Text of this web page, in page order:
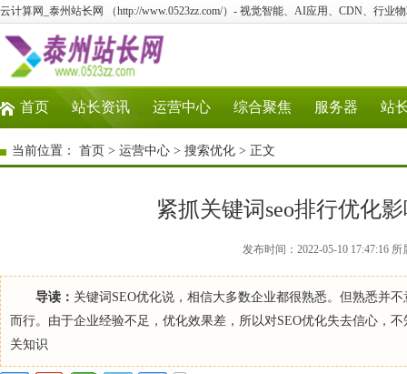
云计算网_泰州站长网 （http://www.0523zz.com/）- 视觉智能、AI应用、CDN、行业
首页 站长资讯 运营中心 综合聚焦 服务器 站
当前位置： 首页 > 运营中心 > 搜索优化 > 正文
紧抓关键词seo排行优化
发布时间：2022-05-10 17:47:16
导读： 关键词SEO优化说，相信大多数企业都很熟悉。但熟悉并
而行。由于企业经验不足，优化效果差，所以对SEO优化失去信心，
关知识